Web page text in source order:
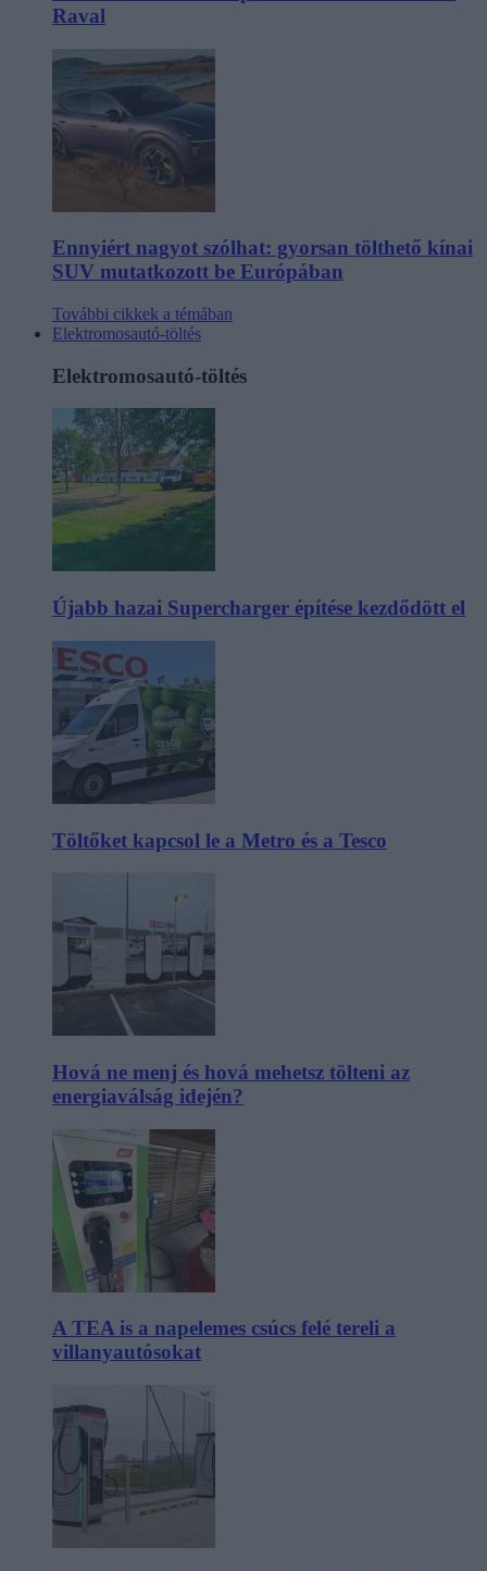
Raval
Ennyiért nagyot szólhat: gyorsan tölthető kínai
SUV mutatkozott be Európában
További cikkek a témában
Elektromosautó-töltés
Elektromosautó-töltés
Újabb hazai Supercharger építése kezdődött el
Töltőket kapcsol le a Metro és a Tesco
Hová ne menj és hová mehetsz tölteni az
energiaválság idején?
A TEA is a napelemes csúcs felé tereli a
villanyautósokat